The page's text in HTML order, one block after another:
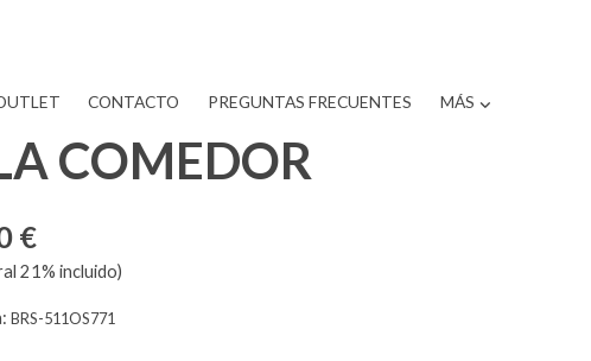
CONTACTO PREGUNTAS FRECUENTES MÁS
COMEDOR
€
21% incluido)
BRS-511OS771